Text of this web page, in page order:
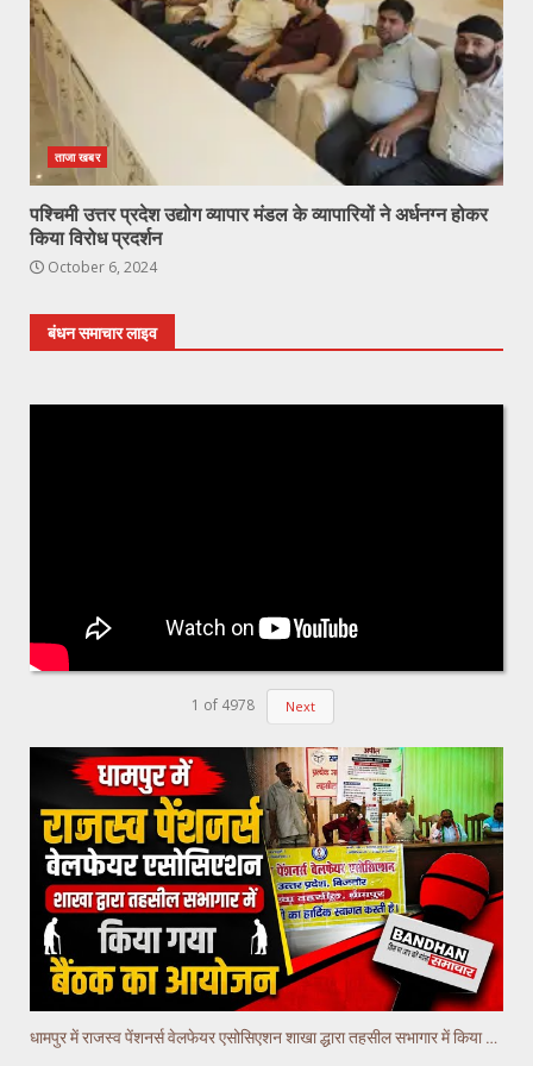
ताजा खबर
पश्चिमी उत्तर प्रदेश उद्योग व्यापार मंडल के व्यापारियों ने अर्धनग्न होकर
किया विरोध प्रदर्शन
October 6, 2024
बंधन समाचार लाइव
1 of 4978 Next
धामपुर में राजस्व पेंशनर्स वेलफेयर एसोसिएशन शाखा द्धारा तहसील सभागार में किया गया वैठक का आयोजन